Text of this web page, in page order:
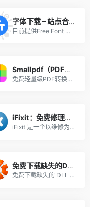
字体下载 – 站点合集
目前提供Free Font 商用免费字体、字体下载网、100font、爱给网等几个字体下载站点，各有特色，根据情况选择使用。
Smallpdf（PDF转WORD等系列工具）
免费轻量级PDF转换工具，免费用户有页数与文件大小限制，基本满足日常需求，转换功能较为强大，页面顶部还有很多其他功能可以选择，注意不要上传涉密文件。
iFixit：免费修理手册
iFixit 是一个以维修为主题的全球性互助社区。从一个一个的设备开始，让我们来一步一个脚印一点一点的修复这个世界。你可以在问题解答论坛和专家一起互动——还可以创建并与全世界分享由你编篡的维修手册。你可以在这里买到所有关于你的 DIY 维修计划的配件及工具，帮助修复好你的苹果或安卓设备。
免费下载缺失的DLL文件
免费下载缺失的 DLL 文件以修复 DLL 错误。如果您想获得安装 DLL 文件的帮助，DLL&#8209;files.com Client 就是您需要的 DLL fixer。